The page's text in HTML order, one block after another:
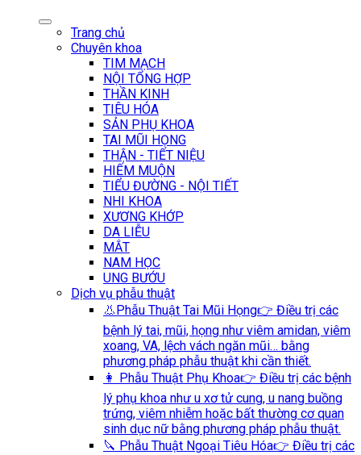
Trang chủ
Chuyên khoa
TIM MẠCH
NỘI TỔNG HỢP
THẦN KINH
TIÊU HÓA
SẢN PHỤ KHOA
TAI MŨI HỌNG
THẬN - TIẾT NIỆU
HIẾM MUỘN
TIỂU ĐƯỜNG - NỘI TIẾT
NHI KHOA
XƯƠNG KHỚP
DA LIỄU
MẮT
NAM HỌC
UNG BƯỚU
Dịch vụ phẫu thuật
👃Phẫu Thuật Tai Mũi Họng👉 Điều trị các
bệnh lý tai, mũi, họng như viêm amidan, viêm
xoang, VA, lệch vách ngăn mũi… bằng
phương pháp phẫu thuật khi cần thiết.
👩 Phẫu Thuật Phụ Khoa👉 Điều trị các bệnh
lý phụ khoa như u xơ tử cung, u nang buồng
trứng, viêm nhiễm hoặc bất thường cơ quan
sinh dục nữ bằng phương pháp phẫu thuật.
🔪 Phẫu Thuật Ngoại Tiêu Hóa👉 Điều trị các